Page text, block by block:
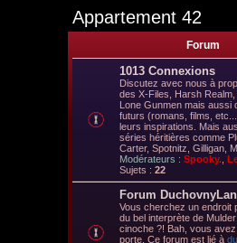
Appartement 42
Forum
1013 Connexions
Discutez avec nous à
des X-Files, Harsh Realm,
Lone Gunmen mais aussi
futurs (romans, films,
leurs inspirations. Mais
séries héritières comme
Carter, Spotnitz, Gilligan,
Modérateurs : Spooky.
Sujets : 22
Forum
Vous cherchez un endroit
du bel interprète de
cinoche ?! Bah, vous
porte. Ce forum est lié à